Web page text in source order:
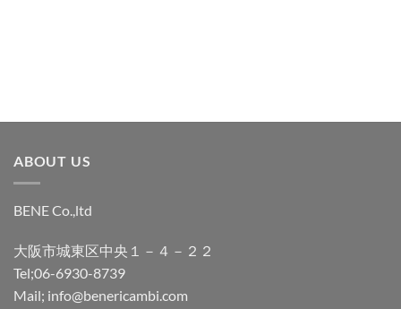
ABOUT US
BENE Co.,ltd
大阪市城東区中央１－４－２２
Tel;06-6930-8739
Mail; info@benericambi.com